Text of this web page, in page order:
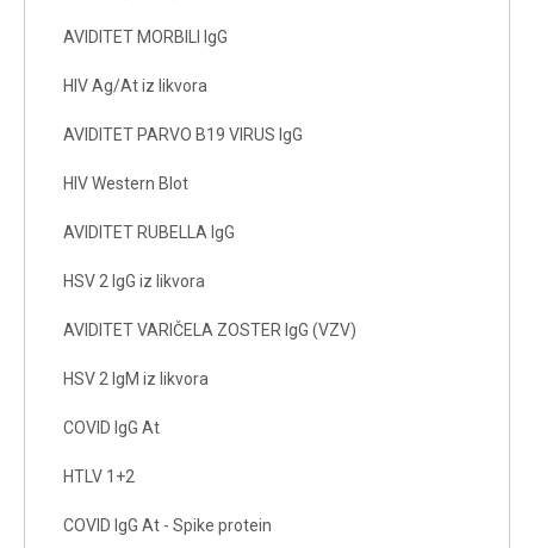
AVIDITET MORBILI IgG
HIV Ag/At iz likvora
AVIDITET PARVO B19 VIRUS IgG
HIV Western Blot
AVIDITET RUBELLA IgG
HSV 2 IgG iz likvora
AVIDITET VARIČELA ZOSTER IgG (VZV)
HSV 2 IgM iz likvora
COVID IgG At
HTLV 1+2
COVID IgG At - Spike protein